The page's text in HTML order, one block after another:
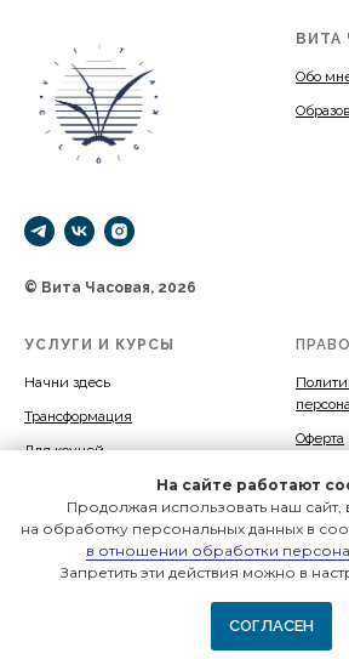
© Вита Часовая, 2026
ВИТА
Обо
УСЛУГИ И КУРСЫ
Начни здесь
Трансформация
Для коучей
Пространство и время
Гостевые пространства
Оферта
На сайте работают
Продолжая использовать наш сайт,
на обработку персональных данных в
в отношении обработки
Запретить эти действия можно в
СОГЛАСЕН